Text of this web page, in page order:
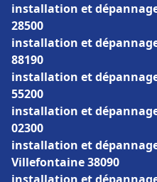
installation et
28500
installation et
88190
installation et
55200
installation et
02300
installation et
Villefontaine 38090